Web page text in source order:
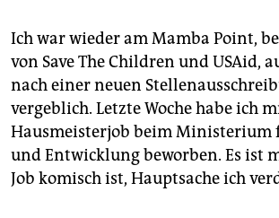
Ich war wieder am Mamba Point,
von Save The Children und USAid,
nach einer neuen
vergeblich. Letzte Woche habe ich
Hausmeisterjob beim Ministerium
und Entwicklung beworben. Es ist
Job komisch ist, Hauptsache ich